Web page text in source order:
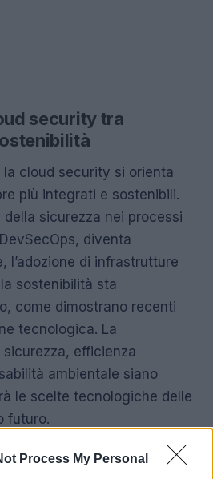
Process My Personal
security tra
cloud security si orienta
più integrati e sostenibili.
della sicurezza nei processi
diventa
l’adozione di infrastrutture
sostenibilità sta
come dimostrano recenti
tecnologica. La
efficienza
ambientale siano
le scelte tecnologiche delle
futuro.